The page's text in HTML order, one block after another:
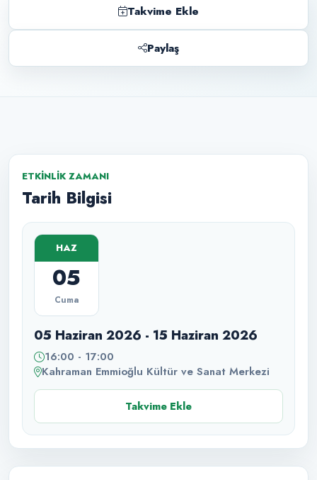
Takvime Ekle
Paylaş
ETKINLIK ZAMANI
Tarih Bilgisi
HAZ
05
Cuma
05 Haziran 2026 - 15 Haziran 2026
16:00 - 17:00
Kahraman Emmioğlu Kültür ve Sanat Merkezi
Takvime Ekle